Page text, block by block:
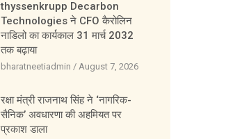
thyssenkrupp Decarbon
Technologies ने CFO कैरोलिन
नाडिलो का कार्यकाल 31 मार्च 2032
तक बढ़ाया
bharatneetiadmin August 7, 2026
रक्षा मंत्री राजनाथ सिंह ने ‘नागरिक-
सैनिक’ अवधारणा की अहमियत पर
प्रकाश डाला